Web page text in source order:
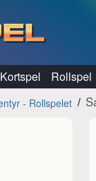
Kortspel Rollspel
- Rollspelet